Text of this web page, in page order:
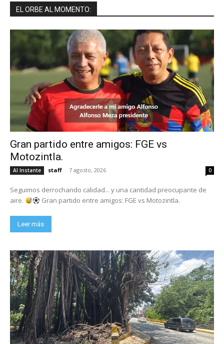
EL ORBE AL MOMENTO:
Gran partido entre amigos: FGE vs
Motozintla.
Al Instante staff - 7 agosto, 2026 0
Seguimos derrochando calidad... y una cantidad preocupante de
aire.
Gran partido entre amigos: FGE vs Motozintla.
Leer más